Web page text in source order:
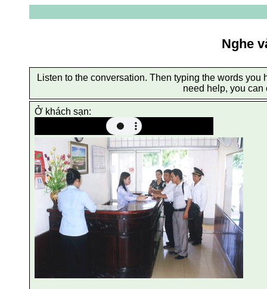
Nghe
Listen to the conversation. Then typing the words
need help, you can
Ở khách sạn: